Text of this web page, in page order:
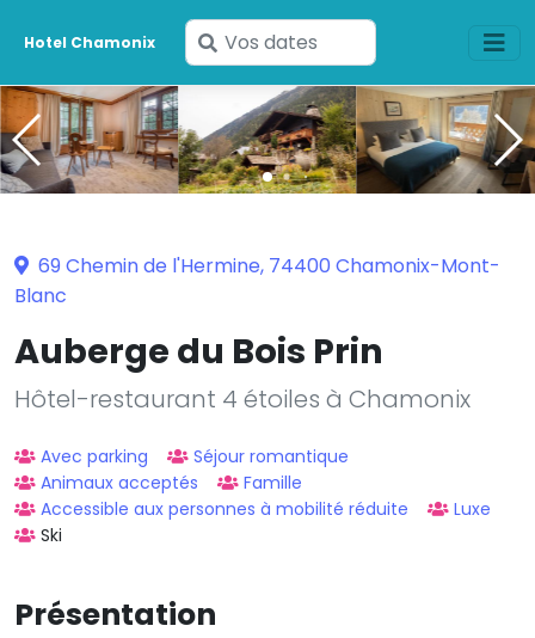
Hotel Chamonix
Saisissez
vos
dates
69 Chemin de l'Hermine, 74400 Chamonix-Mont-
Blanc
Auberge du Bois Prin
Hôtel-restaurant 4 étoiles à Chamonix
Avec parking
Séjour romantique
Animaux acceptés
Famille
Accessible aux personnes à mobilité réduite
Luxe
Ski
Présentation